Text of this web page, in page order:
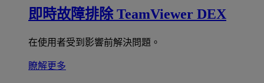
即時故障排除 TeamViewer DEX
在使用者受到影響前解決問題。
瞭解更多